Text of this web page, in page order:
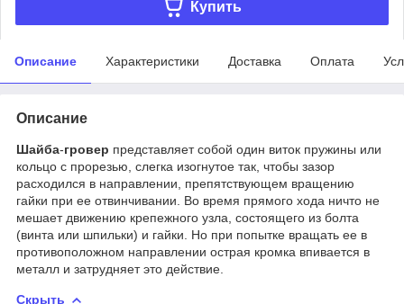
Купить
Описание Характеристики Доставка Оплата
Описание
Шайба-гровер представляет собой один виток пружины или
кольцо с прорезью, слегка изогнутое так, чтобы зазор
расходился в направлении, препятствующем вращению
гайки при ее отвинчивании. Во время прямого хода ничто не
мешает движению крепежного узла, состоящего из болта
(винта или шпильки) и гайки. Но при попытке вращать ее в
противоположном направлении острая кромка впивается в
металл и затрудняет это действие.
Скрыть